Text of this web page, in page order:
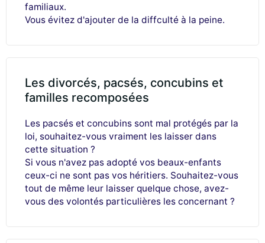
familiaux.
Vous évitez d'ajouter de la diffculté à la peine.
Les divorcés, pacsés, concubins et
familles recomposées
Les pacsés et concubins sont mal protégés par la
loi, souhaitez-vous vraiment les laisser dans
cette situation ?
Si vous n'avez pas adopté vos beaux-enfants
ceux-ci ne sont pas vos héritiers. Souhaitez-vous
tout de même leur laisser quelque chose, avez-
vous des volontés particulières les concernant ?